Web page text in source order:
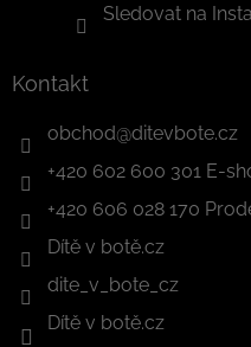
Sledovat na
Kontakt
obchod@ditevbote.cz
+420 602 600 301 E-
+420 606 028 170
Dítě v botě.cz
dite_v_bote_cz
Dítě v botě.cz